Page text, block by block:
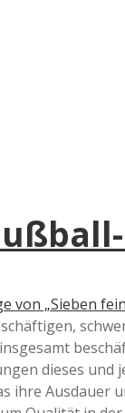
von „Sieben
dieses und
ihre Ausdauer